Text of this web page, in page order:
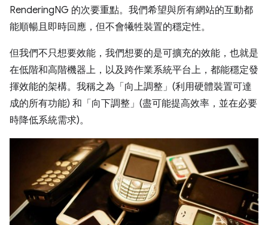
RenderingNG 的次要重點。我們希望與所有網站的互動都
能順暢且即時回應，但不會犧牲裝置的穩定性。
但我們不只想要效能，我們想要的是可擴充的效能，也就是
在低階和高階機器上，以及跨作業系統平台上，都能穩定發
揮效能的架構。我稱之為「向上調整」(利用硬體裝置可達
成的所有功能) 和「向下調整」(盡可能提高效率，並在必要
時降低系統需求)。